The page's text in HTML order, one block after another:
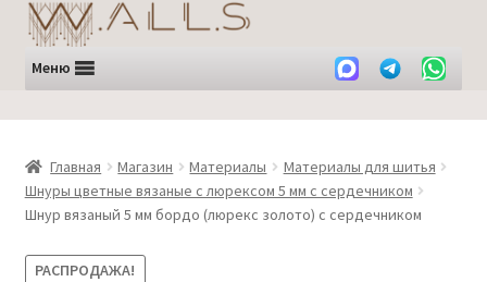
Перейти
к
навигации
Перейти
к
содержимому
Меню
Главная Магазин Материалы
Материалы для шитья
Шнуры цветные вязаные с люрексом 5 мм с сердечником
Шнур вязаный 5 мм бордо (люрекс золото) с сердечником
РАСПРОДАЖА!